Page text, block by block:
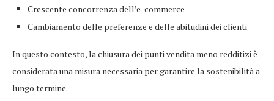
Crescente concorrenza dell’e-commerce
Cambiamento delle preferenze e delle abitudini dei clienti
In questo contesto, la chiusura dei punti vendita meno redditizi è
considerata una misura necessaria per garantire la sostenibilità a
lungo termine.